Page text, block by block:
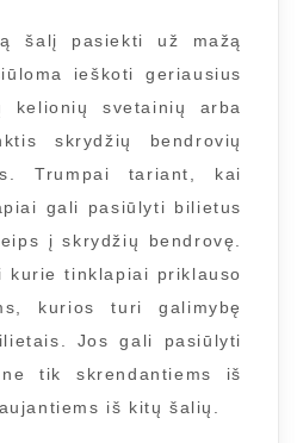
šalį pasiekti už mažą
ieškoti geriausius
kelionių svetainių arba
skrydžių bendrovių
Trumpai tariant, kai
gali pasiūlyti bilietus
į skrydžių bendrovę.
kurie tinklapiai priklauso
kurios turi galimybę
Jos gali pasiūlyti
tik skrendantiems iš
iš kitų šalių.